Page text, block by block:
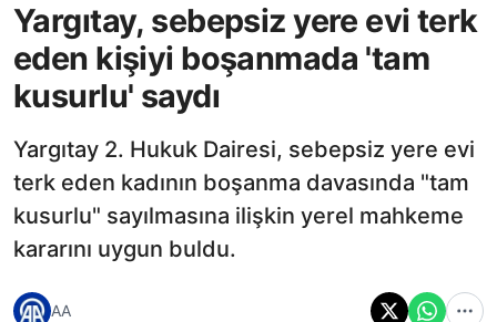
Yargıtay, sebepsiz yere evi terk
eden kişiyi boşanmada 'tam
kusurlu' saydı
Yargıtay 2. Hukuk Dairesi, sebepsiz yere evi
terk eden kadının boşanma davasında "tam
kusurlu" sayılmasına ilişkin yerel mahkeme
kararını uygun buldu.
AA